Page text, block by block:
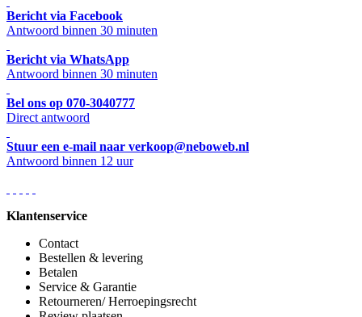
Bericht via Facebook
Antwoord binnen 30 minuten
Bericht via WhatsApp
Antwoord binnen 30 minuten
Bel ons op 070-3040777
Direct antwoord
Stuur een e-mail naar verkoop@neboweb.nl
Antwoord binnen 12 uur
Klantenservice
Contact
Bestellen & levering
Betalen
Service & Garantie
Retourneren/ Herroepingsrecht